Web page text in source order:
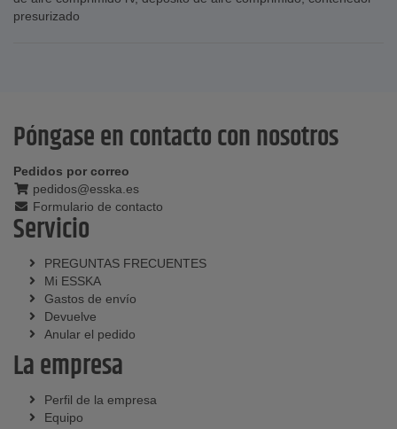
presurizado
Póngase en contacto con nosotros
Pedidos por correo
pedidos@esska.es
Formulario de contacto
Servicio
PREGUNTAS FRECUENTES
Mi ESSKA
Gastos de envío
Devuelve
Anular el pedido
La empresa
Perfil de la empresa
Equipo